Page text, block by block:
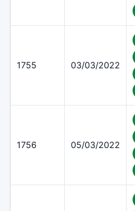
1755 03/03/2022
1756 05/03/2022